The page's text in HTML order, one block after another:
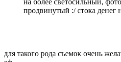
на более светосильный,
продвинутый :/ стока денег
для такого рода съемок очень